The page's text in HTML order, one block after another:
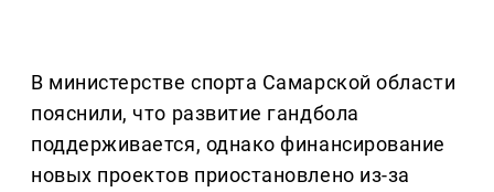
В министерстве спорта Самарской области
пояснили, что развитие гандбола
поддерживается, однако финансирование
новых проектов приостановлено из-за